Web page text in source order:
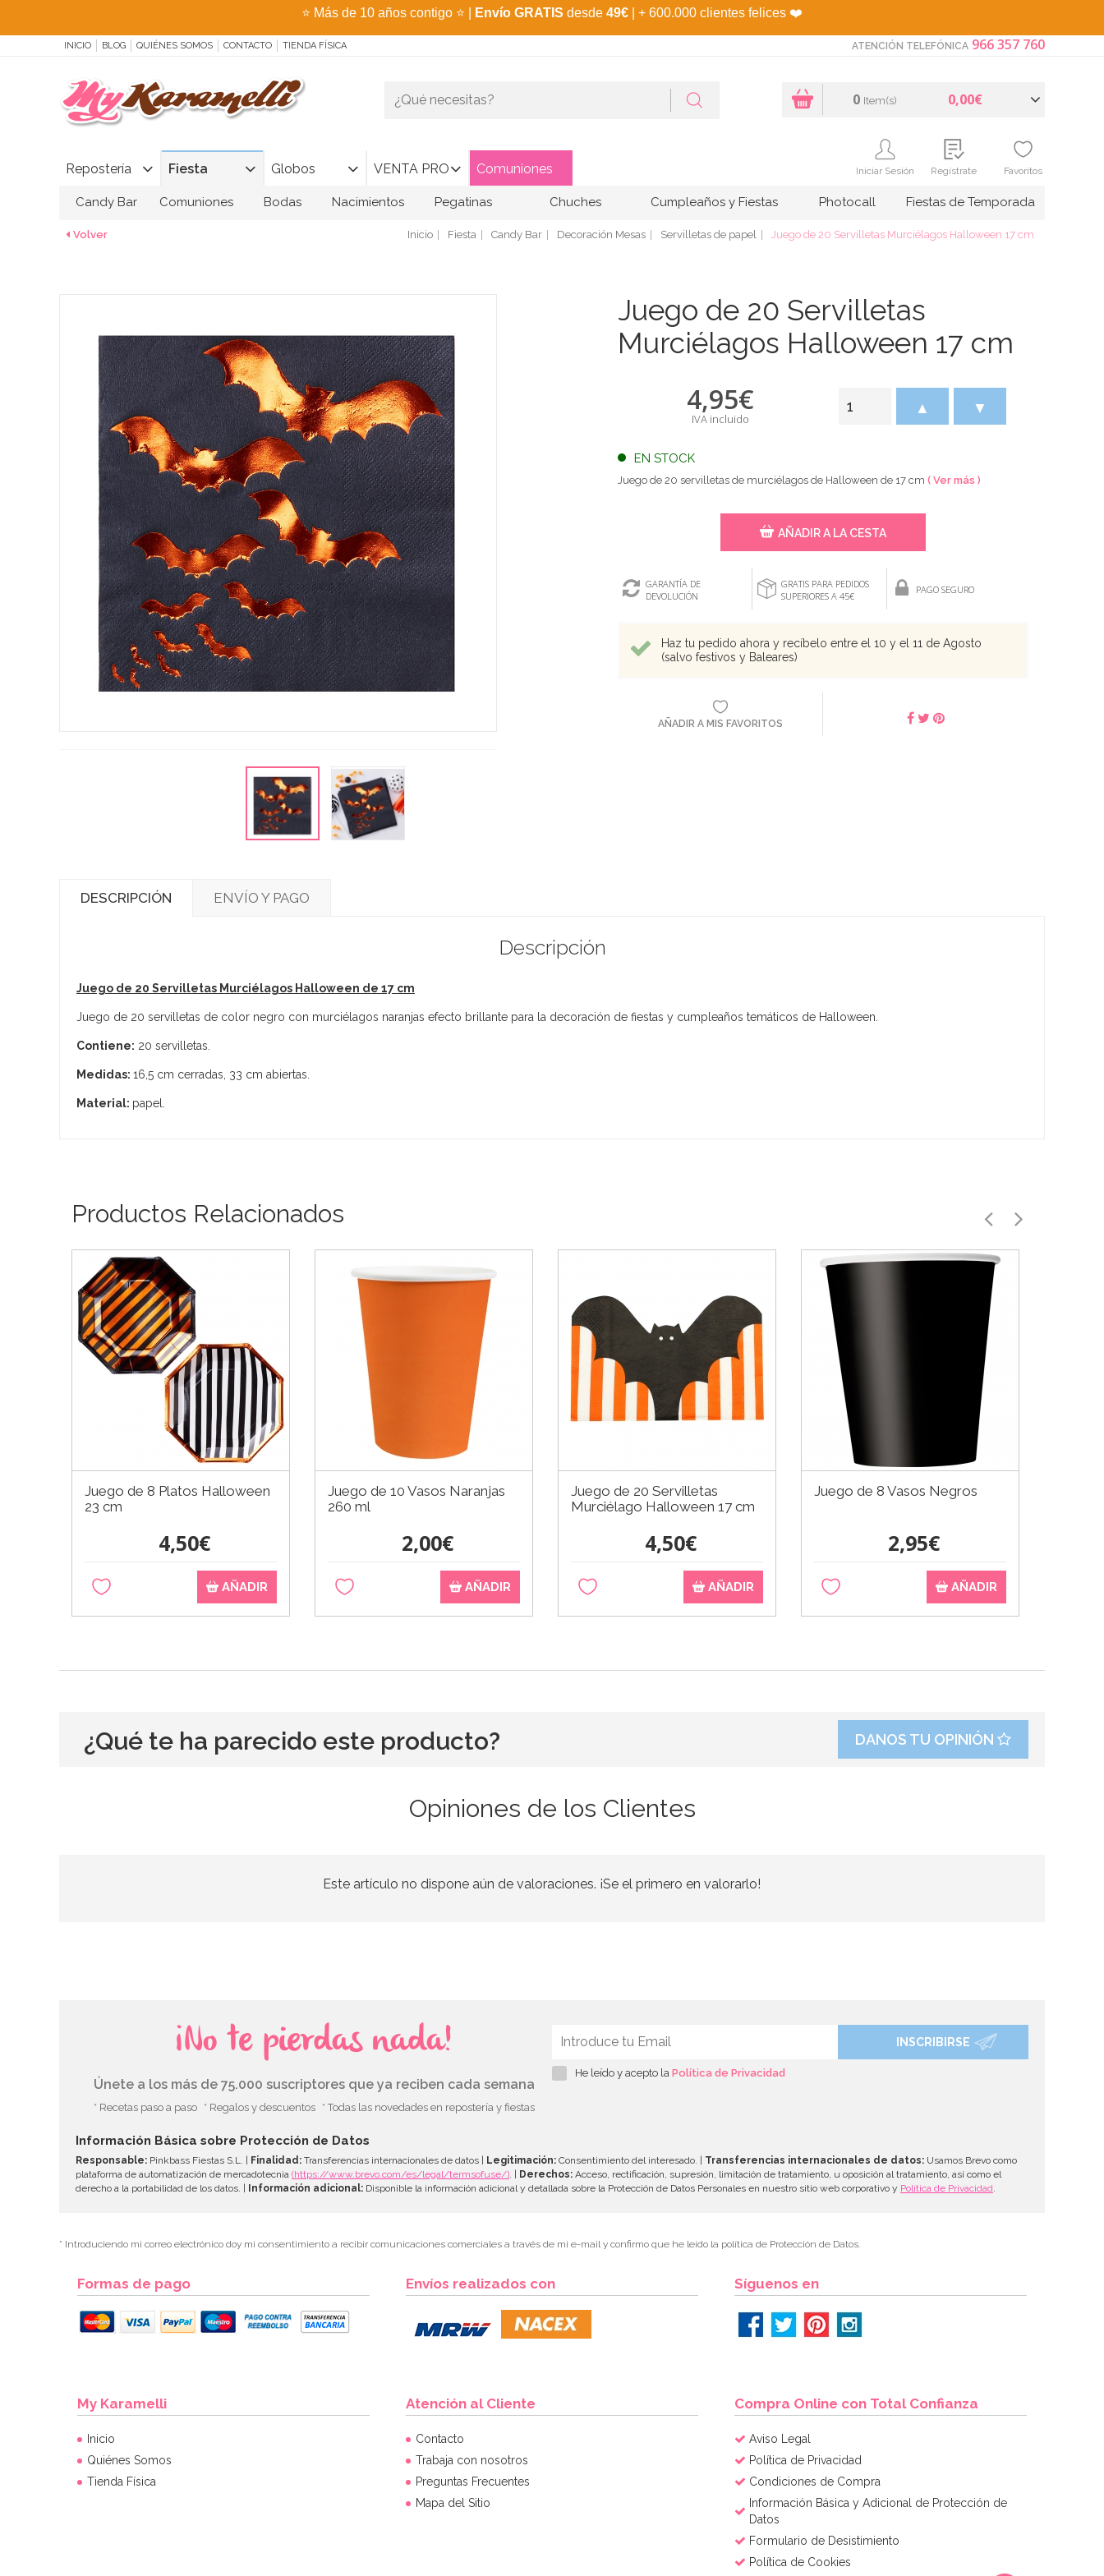
⭐ Más de 10 años contigo ⭐ Envío GRATIS desde 49€ | + 600.000 clientes felices ❤️
INICIO BLOG QUIÉNES SOMOS CONTACTO TIENDA FÍSICA ATENCIÓN TELEFÓNICA 966 357 760
Repostería Fiesta Globos VENTA PRO Comuniones
0 Item(s) 0,00€
Iniciar Sesión Regístrate Favoritos
Candy Bar Comuniones Bodas Nacimientos Pegatinas Chuches Cumpleaños y Fiestas Photocall Fiestas de Temporada
Volver Inicio Fiesta Candy Bar Decoración Mesas Servilletas de papel Juego de 20 Servilletas Murciélagos Halloween 17 cm
Juego de 20 Servilletas
Murciélagos Halloween 17 cm
4,95€
IVA incluido
EN STOCK
▲ ▼
Juego de 20 servilletas de murciélagos de Halloween de 17 cm ( Ver más )
AÑADIR A LA CESTA
GARANTÍA DE
DEVOLUCIÓN
GRATIS PARA PEDIDOS
SUPERIORES A 45€
PAGO SEGURO
Haz tu pedido ahora y recíbelo entre el 10 y el 11 de Agosto
(salvo festivos y Baleares)
AÑADIR A MIS FAVORITOS
DESCRIPCIÓN ENVÍO Y PAGO
Descripción
Juego de 20 Servilletas Murciélagos Halloween de 17 cm
Juego de 20 servilletas de color negro con murciélagos naranjas efecto brillante para la decoración de fiestas y cumpleaños temáticos de Halloween.
Contiene: 20 servilletas.
Medidas: 16,5 cm cerradas, 33 cm abiertas.
Material: papel.
Productos Relacionados
Juego de 8 Platos Halloween
23 cm
4,50€
AÑADIR
Juego de 10 Vasos Naranjas
260 ml
2,00€
AÑADIR
Juego de 20 Servilletas
Murciélago Halloween 17 cm
4,50€
AÑADIR
Juego de 8 Vasos Negros
2,95€
AÑADIR
¿Qué te ha parecido este producto? DANOS TU OPINIÓN
Opiniones de los Clientes
Este artículo no dispone aún de valoraciones. ¡Se el primero en valorarlo!
¡No te pierdas nada!
Únete a los más de 75.000 suscriptores que ya reciben cada semana
* Recetas paso a paso * Regalos y descuentos * Todas las novedades en repostería y fiestas
INSCRIBIRSE
He leído y acepto la Política de Privacidad
Información Básica sobre Protección de Datos
Responsable: Pinkbass Fiestas S.L. | Finalidad: Transferencias internacionales de datos | Legitimación: Consentimiento del interesado. | Transferencias internacionales de datos: Usamos Brevo como
plataforma de automatización de mercadotecnia (https://www.brevo.com/es/legal/termsofuse/) . | Derechos: Acceso, rectificación, supresión, limitación de tratamiento, u oposición al tratamiento, así como el
derecho a la portabilidad de los datos. | Información adicional: Disponible la información adicional y detallada sobre la Protección de Datos Personales en nuestro sitio web corporativo y Política de Privacidad
* Introduciendo mi correo electrónico doy mi consentimiento a recibir comunicaciones comerciales a través de mi e-mail y confirmo que he leído la política de Protección de Datos.
Formas de pago Envíos realizados con Síguenos en
My Karamelli
Inicio
Quiénes Somos
Tienda Física
Atención al Cliente
Contacto
Trabaja con nosotros
Preguntas Frecuentes
Mapa del Sitio
Compra Online con Total Confianza
Aviso Legal
Política de Privacidad
Condiciones de Compra
Información Básica y Adicional de Protección de
Datos
Formulario de Desistimiento
Política de Cookies